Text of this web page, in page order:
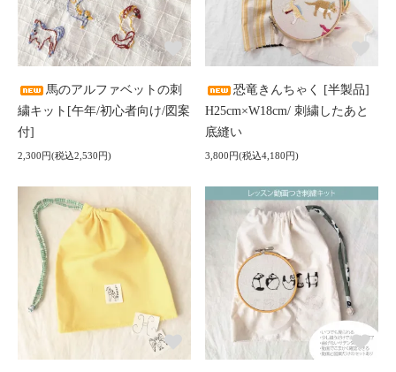
馬のアルファベットの刺
繍キット[午年/初心者向け/図案
付]
2,300円(税込2,530円)
恐竜きんちゃく [半製品]
H25cm×W18cm/ 刺繍したあと
底縫い
3,800円(税込4,180円)